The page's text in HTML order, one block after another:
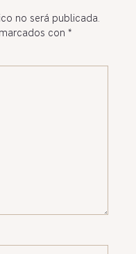
no será publicada.
con *